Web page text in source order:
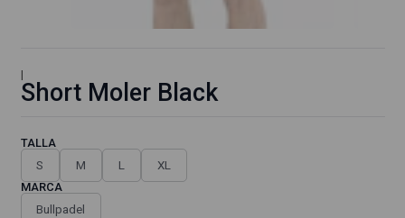
|
Short Moler Black
TALLA
S M L XL
MARCA
Bullpadel